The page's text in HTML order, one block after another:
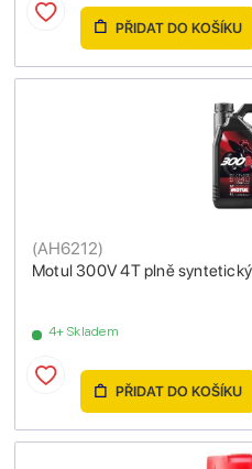
PŘIDAT DO KOŠÍKU
Motul 300V 4T plně
(AH6212)
4+ Skladem
PŘIDAT DO KOŠÍKU